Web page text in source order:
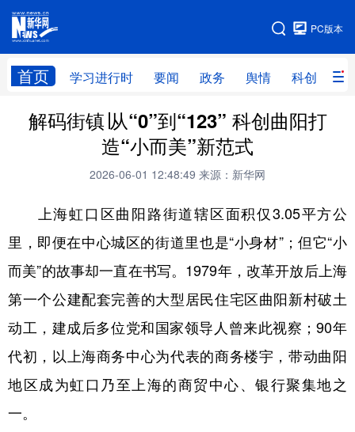
PC版本
首页 学习进行时 要闻 政务 舆情 科创 产
网站地图
首页 学习进行时 要闻 政务
科创 产经
民生
房产 体育 健康 图片
信息 廉政 原创 长三角频道
解码街镇∣从“0”到“123” 科创曲阳打
造“小而美”新范式
2026-06-01 12:48:49 来源：新华网
上海虹口区曲阳路街道辖区面积仅3.05平方公
里，即便在中心城区的街道里也是“小身材”；但它“小
而美”的故事却一直在书写。1979年，改革开放后上海
第一个公建配套完善的大型居民住宅区曲阳新村破土
动工，建成后多位党和国家领导人曾来此视察；90年
代初，以上海商务中心为代表的商务楼宇，带动曲阳
地区成为虹口乃至上海的商贸中心、银行聚集地之
一。